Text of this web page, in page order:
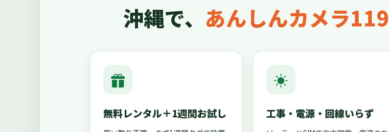
沖縄で、 あんしんカメラ119
無料レンタル＋1週間お試し 工事・電源・回線いらず